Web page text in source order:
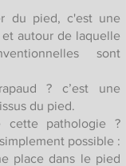
du pied, c'est une
autour de laquelle
sont
? c’est une
du pied.
cette pathologie ?
possible :
place dans le pied